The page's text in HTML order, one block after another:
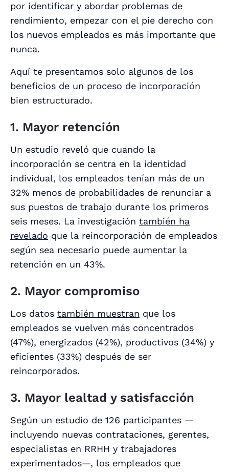
por identificar y abordar problemas de
rendimiento, empezar con el pie derecho con
los nuevos empleados es más importante que
nunca.
Aquí te presentamos solo algunos de los
beneficios de un proceso de incorporación
bien estructurado.
1. Mayor retención
Un estudio reveló que cuando la
incorporación se centra en la identidad
individual, los empleados tenían más de un
32% menos de probabilidades de renunciar a
sus puestos de trabajo durante los primeros
seis meses. La investigación también ha
revelado que la reincorporación de empleados
según sea necesario puede aumentar la
retención en un 43%.
2. Mayor compromiso
Los datos también muestran que los
empleados se vuelven más concentrados
(47%), energizados (42%), productivos (34%) y
eficientes (33%) después de ser
reincorporados.
3. Mayor lealtad y satisfacción
Según un estudio de 126 participantes —
incluyendo nuevas contrataciones, gerentes,
especialistas en RRHH y trabajadores
experimentados—, los empleados que